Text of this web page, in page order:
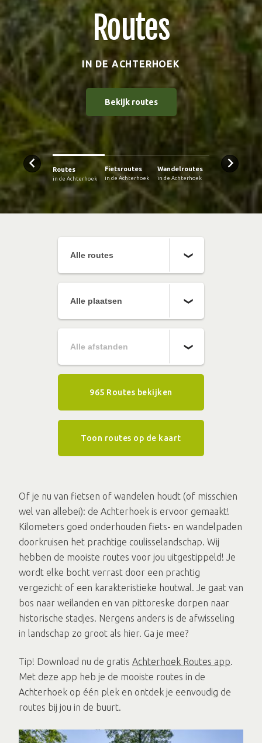
Routes
in de Achterhoek
Fietsroutes
in de Achterhoek
Wandelroutes
in de Achterhoek
Routes
IN DE ACHTERHOEK
Bekijk routes
965 Routes bekijken
Toon routes op de kaart
Of je nu van fietsen of wandelen houdt (of misschien
wel van allebei): de Achterhoek is ervoor gemaakt!
Kilometers goed onderhouden fiets- en wandelpaden
doorkruisen het prachtige coulisselandschap. Wij
hebben de mooiste routes voor jou uitgestippeld! Je
wordt elke bocht verrast door een prachtig
vergezicht of een karakteristieke houtwal. Je gaat van
bos naar weilanden en van pittoreske dorpen naar
historische stadjes. Nergens anders is de afwisseling
in landschap zo groot als hier. Ga je mee?
Tip! Download nu de gratis Achterhoek Routes app.
Met deze app heb je de mooiste routes in de
Achterhoek op één plek en ontdek je eenvoudig de
routes bij jou in de buurt.